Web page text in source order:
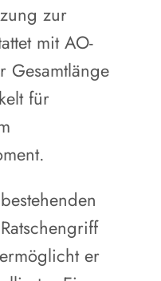
zur
mit AO-
Gesamtlänge
für
er